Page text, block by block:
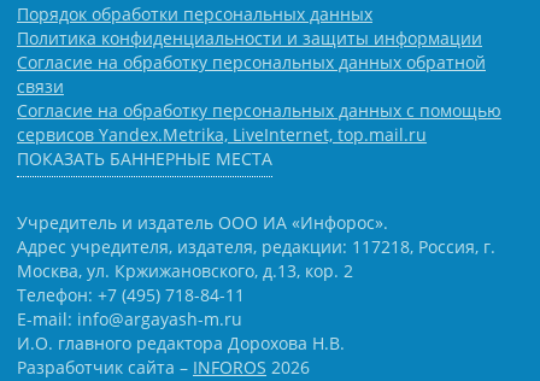
Порядок обработки персональных данных
Политика конфиденциальности и защиты информации
Согласие на обработку персональных данных обратной
связи
Согласие на обработку персональных данных с помощью
сервисов Yandex.Metrika, LiveInternet, top.mail.ru
ПОКАЗАТЬ БАННЕРНЫЕ МЕСТА
Учредитель и издатель ООО ИА «Инфорос».
Адрес учредителя, издателя, редакции: 117218, Россия, г.
Москва, ул. Кржижановского, д.13, кор. 2
Телефон: +7 (495) 718-84-11
E-mail: info@argayash-m.ru
И.О. главного редактора Дорохова Н.В.
Разработчик сайта – INFOROS 2026